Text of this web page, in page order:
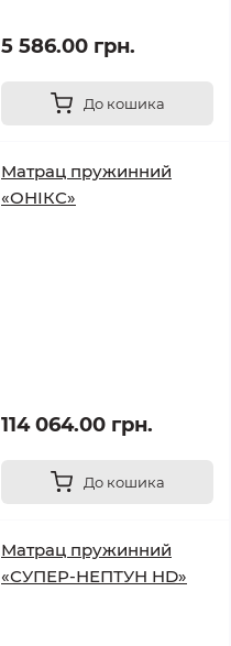
5 586.00 грн.
До кошика
Матрац пружинний
«ОНІКС»
114 064.00 грн.
До кошика
Матрац пружинний
«СУПЕР-НЕПТУН HD»